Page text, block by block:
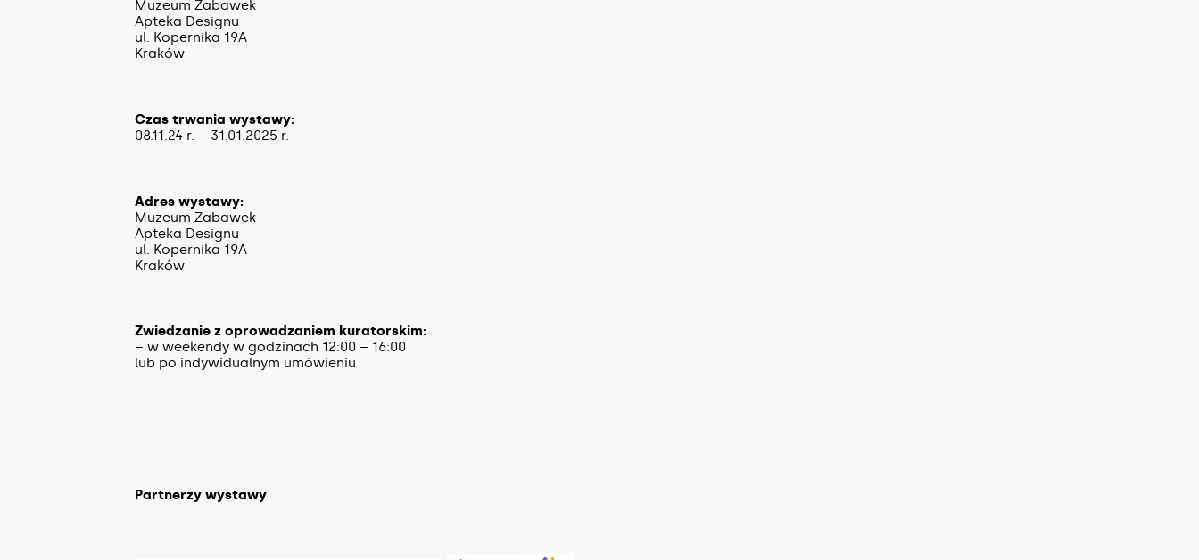
Muzeum Zabawek
Apteka Designu
ul. Kopernika 19A
Kraków
Czas trwania wystawy:
08.11.24 r. – 31.01.2025 r.
Adres wystawy:
Muzeum Zabawek
Apteka Designu
ul. Kopernika 19A
Kraków
Zwiedzanie z oprowadzaniem kuratorskim:
– w weekendy w godzinach 12:00 – 16:00
lub po indywidualnym umówieniu
Partnerzy wystawy